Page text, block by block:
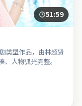
51:59
类型作品，由林超贤
人物弧光完整。